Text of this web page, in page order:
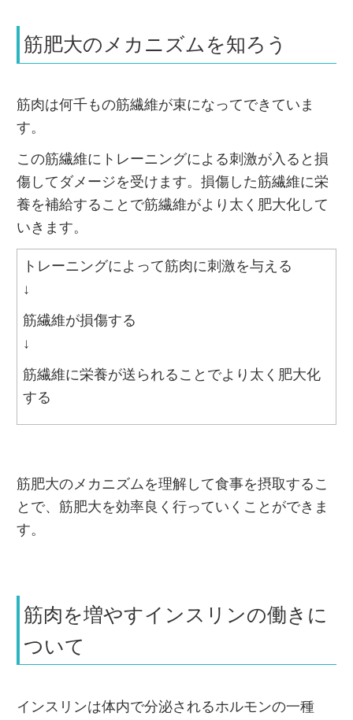
筋肥大のメカニズムを知ろう
筋肉は何千もの筋繊維が束になってできていま
す。
この筋繊維にトレーニングによる刺激が入ると損
傷してダメージを受けます。損傷した筋繊維に栄
養を補給することで筋繊維がより太く肥大化して
いきます。
トレーニングによって筋肉に刺激を与える
↓
筋繊維が損傷する
↓
筋繊維に栄養が送られることでより太く肥大化
する
筋肥大のメカニズムを理解して食事を摂取するこ
とで、筋肥大を効率良く行っていくことができま
す。
筋肉を増やすインスリンの働きに
ついて
インスリンは体内で分泌されるホルモンの一種